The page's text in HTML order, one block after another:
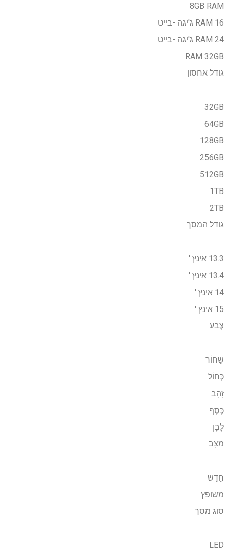
8GB RAM
RAM 16 ג'יגה -בייט
RAM 24 ג'יגה -בייט
RAM 32GB
גודל אחסון
32GB
64GB
128GB
256GB
512GB
1TB
2TB
גודל המסך
13.3 אינץ '
13.4 אינץ '
14 אינץ '
15 אינץ '
צֶבַע
שָׁחוֹר
כְּחוֹל
זָהָב
כֶּסֶף
לָבָן
מַצָב
חָדָשׁ
משופץ
סוג מסך
LED